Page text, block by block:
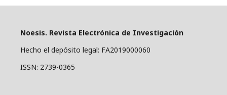
Noesis. Revista Electrónica de Investigación
Hecho el depósito legal: FA2019000060
ISSN: 2739-0365